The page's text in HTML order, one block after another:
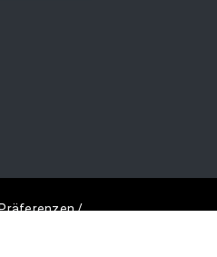
/